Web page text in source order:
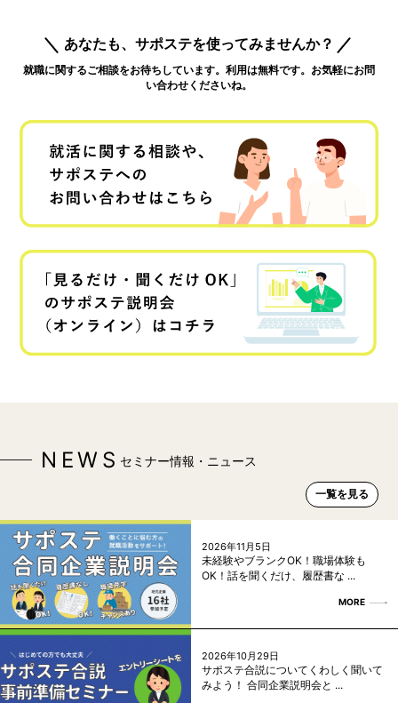
あなたも、サポステを使ってみませんか？
就職に関するご相談をお待ちしています。利用は無料です。お気軽にお問
い合わせくださいね。
NEWS セミナー情報・ニュース
一覧を見る
2026年11月5日
未経験やブランクOK！職場体験も
OK！話を聞くだけ、履歴書な ...
MORE
2026年10月29日
サポステ合説についてくわしく聞いて
みよう！ 合同企業説明会と ...